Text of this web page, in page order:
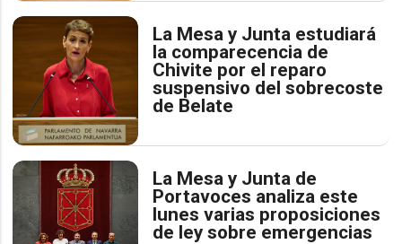
La Mesa y Junta estudiará
la comparecencia de
Chivite por el reparo
suspensivo del sobrecoste
de Belate
La Mesa y Junta de
Portavoces analiza este
lunes varias proposiciones
de ley sobre emergencias